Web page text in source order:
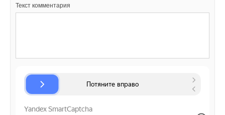
Текст комментария
стоками. А с ростом расхода канализационных стоков
увеличивается величина разрежения, т.к. при увеличении
расхода площадь живого сечения воздуха в сечении
канализационного стояка со «сжатыми» канализационными